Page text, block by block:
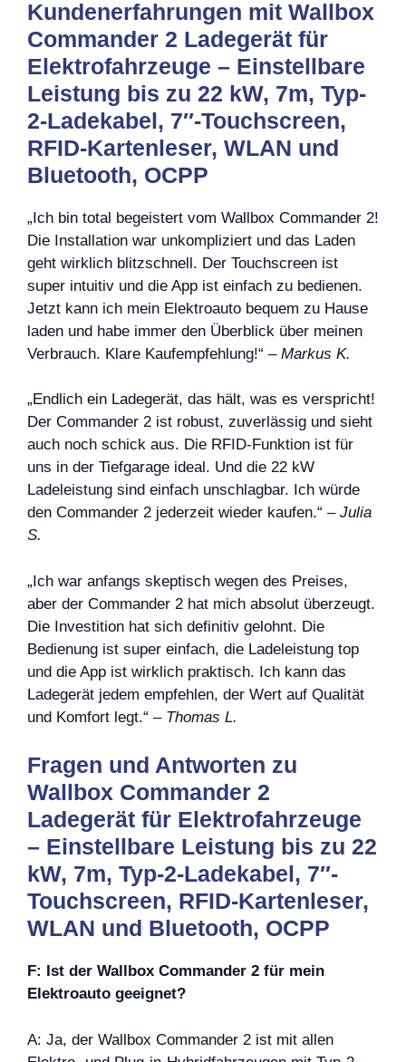
Kundenerfahrungen mit Wallbox
Commander 2 Ladegerät für
Elektrofahrzeuge – Einstellbare
Leistung bis zu 22 kW, 7m, Typ-
2-Ladekabel, 7″-Touchscreen,
RFID-Kartenleser, WLAN und
Bluetooth, OCPP
„Ich bin total begeistert vom Wallbox Commander 2!
Die Installation war unkompliziert und das Laden
geht wirklich blitzschnell. Der Touchscreen ist
super intuitiv und die App ist einfach zu bedienen.
Jetzt kann ich mein Elektroauto bequem zu Hause
laden und habe immer den Überblick über meinen
Verbrauch. Klare Kaufempfehlung!“ – Markus K.
„Endlich ein Ladegerät, das hält, was es verspricht!
Der Commander 2 ist robust, zuverlässig und sieht
auch noch schick aus. Die RFID-Funktion ist für
uns in der Tiefgarage ideal. Und die 22 kW
Ladeleistung sind einfach unschlagbar. Ich würde
den Commander 2 jederzeit wieder kaufen.“ – Julia
S.
„Ich war anfangs skeptisch wegen des Preises,
aber der Commander 2 hat mich absolut überzeugt.
Die Investition hat sich definitiv gelohnt. Die
Bedienung ist super einfach, die Ladeleistung top
und die App ist wirklich praktisch. Ich kann das
Ladegerät jedem empfehlen, der Wert auf Qualität
und Komfort legt.“ – Thomas L.
Fragen und Antworten zu
Wallbox Commander 2
Ladegerät für Elektrofahrzeuge
– Einstellbare Leistung bis zu 22
kW, 7m, Typ-2-Ladekabel, 7″-
Touchscreen, RFID-Kartenleser,
WLAN und Bluetooth, OCPP
F: Ist der Wallbox Commander 2 für mein
Elektroauto geeignet?
A: Ja, der Wallbox Commander 2 ist mit allen